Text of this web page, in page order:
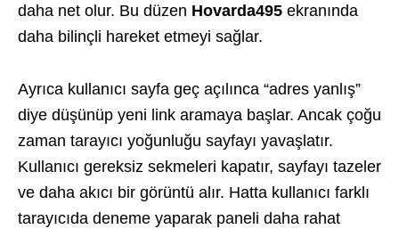
daha net olur. Bu düzen Hovarda495 ekranında
daha bilinçli hareket etmeyi sağlar.
Ayrıca kullanıcı sayfa geç açılınca “adres yanlış”
diye düşünüp yeni link aramaya başlar. Ancak çoğu
zaman tarayıcı yoğunluğu sayfayı yavaşlatır.
Kullanıcı gereksiz sekmeleri kapatır, sayfayı tazeler
ve daha akıcı bir görüntü alır. Hatta kullanıcı farklı
tarayıcıda deneme yaparak paneli daha rahat